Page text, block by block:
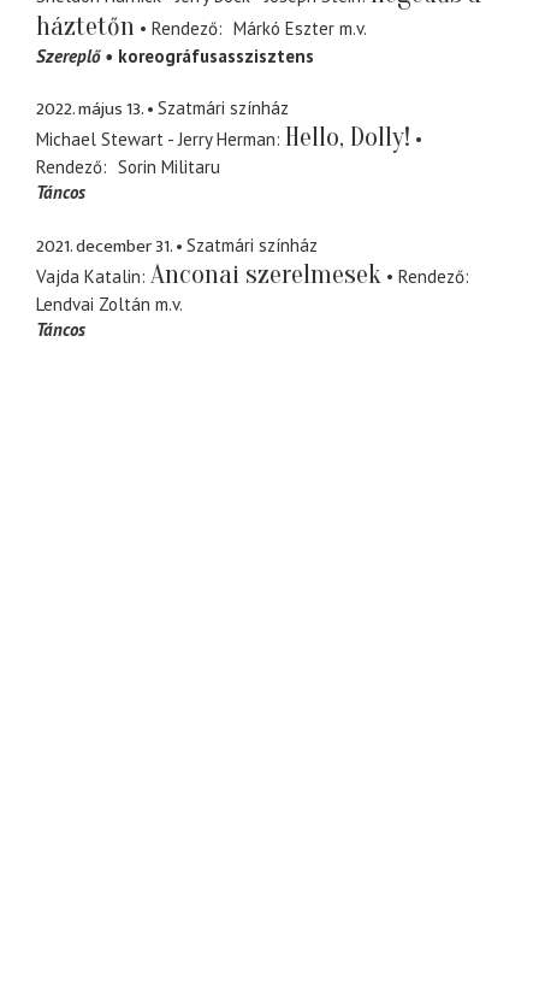
háztetőn
Rendező Márkó Eszter m.v.
Szereplő
koreográfusasszisztens
2022. május 13.
Szatmári színház
Michael Stewart - Jerry Herman Hello, Dolly!
Rendező
Sorin Militaru
Táncos
2021. december 31.
Szatmári színház
Vajda Katalin Anconai szerelmesek
Rendező
Lendvai Zoltán m.v.
Táncos